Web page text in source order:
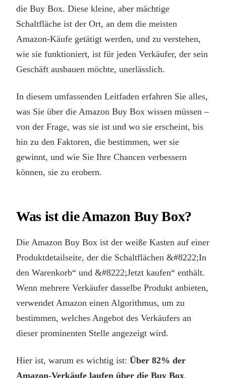
die Buy Box. Diese kleine, aber mächtige
Schaltfläche ist der Ort, an dem die meisten
Amazon-Käufe getätigt werden, und zu verstehen,
wie sie funktioniert, ist für jeden Verkäufer, der sein
Geschäft ausbauen möchte, unerlässlich.
In diesem umfassenden Leitfaden erfahren Sie alles,
was Sie über die Amazon Buy Box wissen müssen –
von der Frage, was sie ist und wo sie erscheint, bis
hin zu den Faktoren, die bestimmen, wer sie
gewinnt, und wie Sie Ihre Chancen verbessern
können, sie zu erobern.
Was ist die Amazon Buy Box?
Die Amazon Buy Box ist der weiße Kasten auf einer
Produktdetailseite, der die Schaltflächen &#8222;In
den Warenkorb“ und &#8222;Jetzt kaufen“ enthält.
Wenn mehrere Verkäufer dasselbe Produkt anbieten,
verwendet Amazon einen Algorithmus, um zu
bestimmen, welches Angebot des Verkäufers an
dieser prominenten Stelle angezeigt wird.
Hier ist, warum es wichtig ist: Über 82% der
Amazon-Verkäufe laufen über die Buy Box.